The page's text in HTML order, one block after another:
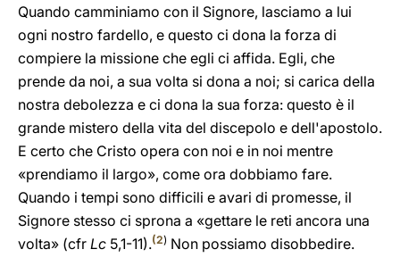
Quando camminiamo con il Signore, lasciamo a lui
ogni nostro fardello, e questo ci dona la forza di
compiere la missione che egli ci affida. Egli, che
prende da noi, a sua volta si dona a noi; si carica della
nostra debolezza e ci dona la sua forza: questo è il
grande mistero della vita del discepolo e dell'apostolo.
E certo che Cristo opera con noi e in noi mentre
«prendiamo il largo», come ora dobbiamo fare.
Quando i tempi sono difficili e avari di promesse, il
Signore stesso ci sprona a «gettare le reti ancora una
volta» (cfr Lc 5,1-11).(2) Non possiamo disobbedire.